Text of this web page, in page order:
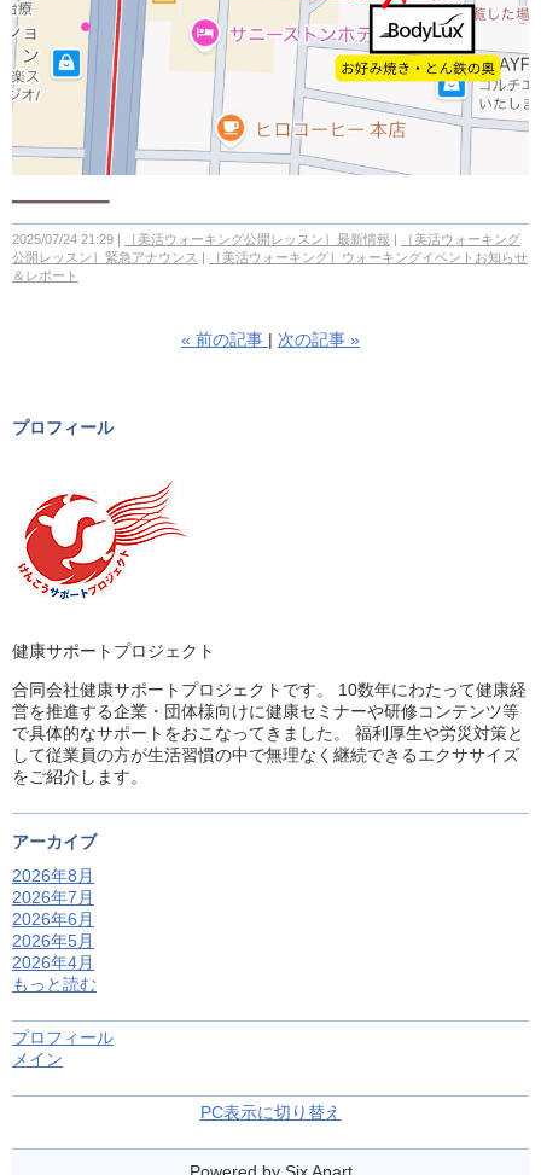
━━━━━━━━━━
2025/07/24 21:29 ［美活ウォーキング公開レッスン］最新情報
［美活ウォーキング
公開レッスン］緊急アナウンス
［美活ウォーキング］ウォーキングイベントお知らせ
＆レポート
« 前の記事 次の記事 »
プロフィール
健康サポートプロジェクト
合同会社健康サポートプロジェクトです。 10数年にわたって健康経
営を推進する企業・団体様向けに健康セミナーや研修コンテンツ等
で具体的なサポートをおこなってきました。 福利厚生や労災対策と
して従業員の方が生活習慣の中で無理なく継続できるエクササイズ
をご紹介します。
アーカイブ
2026年8月
2026年7月
2026年6月
2026年5月
2026年4月
もっと読む
プロフィール
メイン
PC表示に切り替え